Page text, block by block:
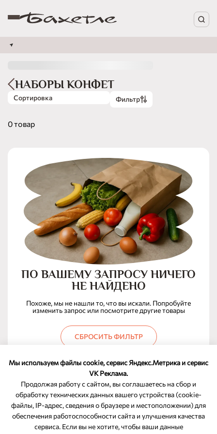
Мы используем файлы cookie, сервис Яндекс.Метрика и сервис
VK Реклама.
Продолжая работу с сайтом, вы соглашаетесь на сбор и
обработку технических данных вашего устройства (cookie-
файлы, IP-адрес, сведения о браузере и местоположении) для
обеспечения работоспособности сайта и улучшения качества
сервиса. Если вы не хотите, чтобы ваши данные
НАБОРЫ КОНФЕТ
Сортировка Фильтр
0 товар
ПО ВАШЕМУ ЗАПРОСУ НИЧЕГО
НЕ НАЙДЕНО
Похоже, мы не нашли то, что вы искали. Попробуйте
изменить запрос или посмотрите другие товары
СБРОСИТЬ ФИЛЬТР
ОБРАТНАЯ СВЯЗЬ
8-800-350-46-10